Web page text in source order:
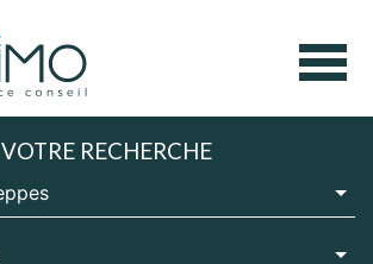
VOTRE RECHERCHE